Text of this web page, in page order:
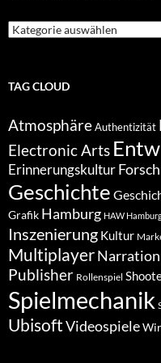
Suche
nach
TAG CLOUD
Atmosphäre Authentizität
Electronic Arts
Erinnerungskultur
Geschichte
Grafik Hamburg HAW
Inszenierung Kultur
MultiplayerNarration
Publisher Rollenspiel
Spielmechanik
UbisoftVideospiele